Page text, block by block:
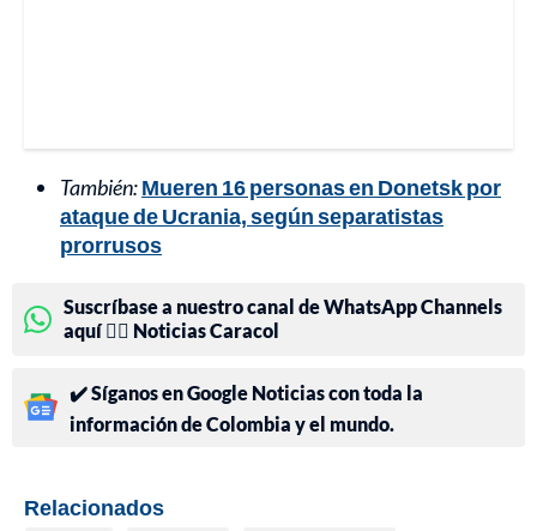
También:Mueren 16 personas en Donetsk por
ataque de Ucrania, según separatistas
prorrusos
Suscríbase a nuestro canal de WhatsApp Channels
aquí 👉🏻 Noticias Caracol
✔️ Síganos en Google Noticias con toda la
información de Colombia y el mundo.
Relacionados